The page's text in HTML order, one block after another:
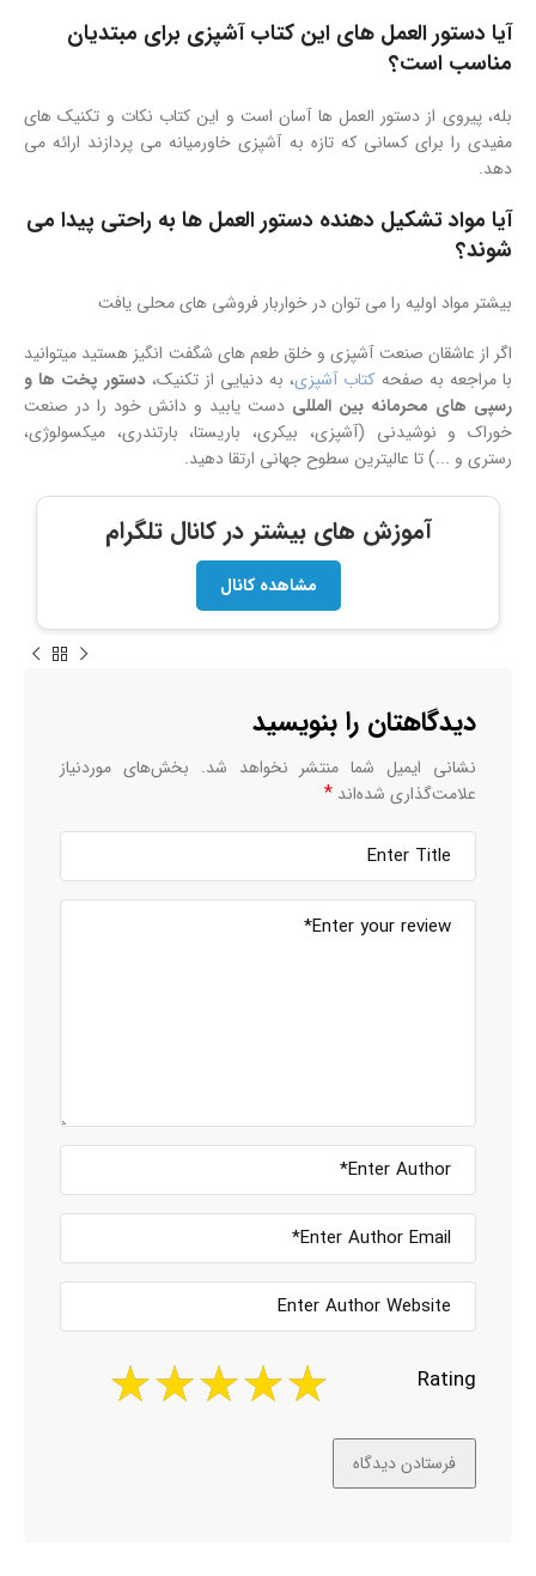
آیا دستور العمل های این کتاب آشپزی برای مبتدیان
مناسب است؟
بله، پیروی از دستور العمل ها آسان است و این کتاب نکات و تکنیک های
مفیدی را برای کسانی که تازه به آشپزی خاورمیانه می پردازند ارائه می
دهد.
آیا مواد تشکیل دهنده دستور العمل ها به راحتی پیدا می
شوند؟
بیشتر مواد اولیه را می توان در خواربار فروشی های محلی یافت
اگر از عاشقان صنعت آشپزی و خلق طعم های شگفت انگیز هستید میتوانید
با مراجعه به صفحه کتاب آشپزی، به دنیایی از تکنیک، دستور پخت ها و
رسپی های محرمانه بین المللی دست یابید و دانش خود را در صنعت
خوراک و نوشیدنی (آشپزی، بیکری، باریستا، بارتندری، میکسولوژی،
رستری و ...) تا عالیترین سطوح جهانی ارتقا دهید.
آموزش های بیشتر در کانال تلگرام
مشاهده کانال
دیدگاهتان را بنویسید
نشانی ایمیل شما منتشر نخواهد شد. بخش‌های موردنیاز
علامت‌گذاری شده‌اند *
Rating